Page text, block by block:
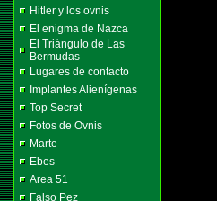
Hitler y los ovnis
El enigma de Nazca
El Triángulo de Las
Bermudas
Lugares de contacto
Implantes Alienígenas
Top Secret
Fotos de Ovnis
Marte
Ebes
Area 51
Falso Pez